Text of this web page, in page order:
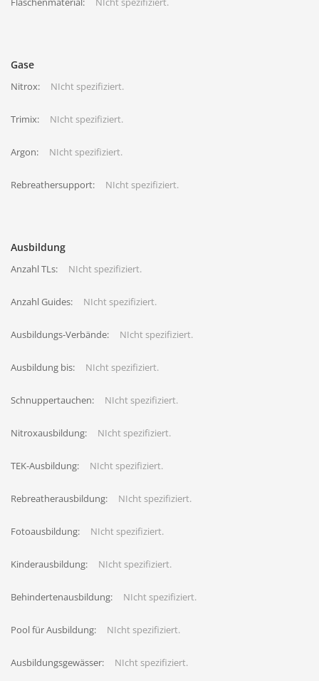
Gase
Nitrox: NIcht spezifiziert.
Trimix: NIcht spezifiziert.
Argon: NIcht spezifiziert.
Rebreathersupport: NIcht spezifiziert.
Ausbildung
Anzahl TLs: NIcht spezifiziert.
Anzahl Guides: NIcht spezifiziert.
Ausbildungs-Verbände: NIcht spezifiziert.
Ausbildung bis: NIcht spezifiziert.
Schnuppertauchen: NIcht spezifiziert.
Nitroxausbildung: NIcht spezifiziert.
TEK-Ausbildung: NIcht spezifiziert.
Rebreatherausbildung: NIcht spezifiziert.
Fotoausbildung: NIcht spezifiziert.
Kinderausbildung: NIcht spezifiziert.
Behindertenausbildung: NIcht spezifiziert.
Pool für Ausbildung: NIcht spezifiziert.
Ausbildungsgewässer: NIcht spezifiziert.